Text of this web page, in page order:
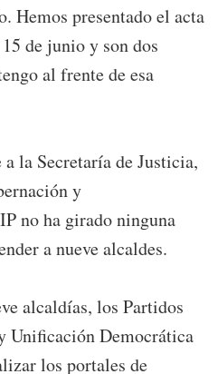
Hemos presentado el acta
de junio y son dos
al frente de esa
la Secretaría de Justicia,
y
no ha girado ninguna
a nueve alcaldes.
alcaldías, los Partidos
Unificación Democrática
los portales de